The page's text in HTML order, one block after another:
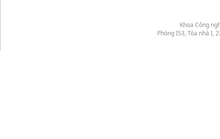
Khoa Công
Phòng I53, Tòa nhà I,